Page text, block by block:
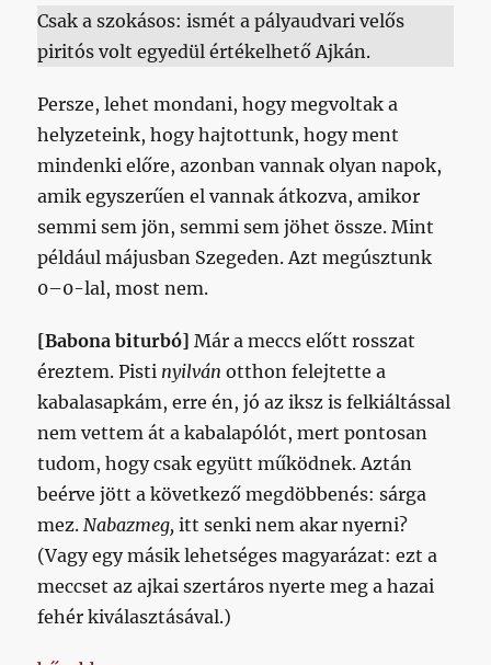
Csak a szokásos: ismét a pályaudvari velős
piritós volt egyedül értékelhető Ajkán.
Persze, lehet mondani, hogy megvoltak a
helyzeteink, hogy hajtottunk, hogy ment
mindenki előre, azonban vannak olyan napok,
amik egyszerűen el vannak átkozva, amikor
semmi sem jön, semmi sem jöhet össze. Mint
például májusban Szegeden. Azt megúsztunk
0–0-lal, most nem.
[Babona biturbó]Már a meccs előtt rosszat
éreztem. Pisti nyilvánotthon felejtette a
kabalasapkám, erre én, jó az iksz is felkiáltással
nem vettem át a kabalapólót, mert pontosan
tudom, hogy csak együtt működnek. Aztán
beérve jött a következő megdöbbenés: sárga
mez.Nabazmeg, itt senki nem akar nyerni?
(Vagy egy másik lehetséges magyarázat: ezt a
meccset az ajkai szertáros nyerte meg a hazai
fehér kiválasztásával.)